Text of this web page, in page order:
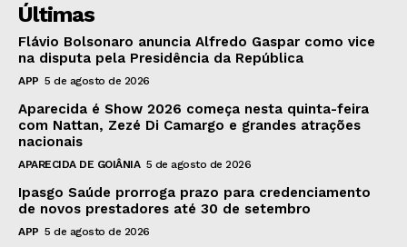
Últimas
Flávio Bolsonaro anuncia Alfredo Gaspar como vice
na disputa pela Presidência da República
APP 5 de agosto de 2026
Aparecida é Show 2026 começa nesta quinta-feira
com Nattan, Zezé Di Camargo e grandes atrações
nacionais
APARECIDA DE GOIÂNIA 5 de agosto de 2026
Ipasgo Saúde prorroga prazo para credenciamento
de novos prestadores até 30 de setembro
APP 5 de agosto de 2026